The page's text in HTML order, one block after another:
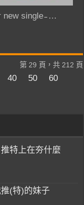
new single ̵ …
第 29 頁，共 212 頁
40 50
60
特上在夯什麼
(特)的妹子